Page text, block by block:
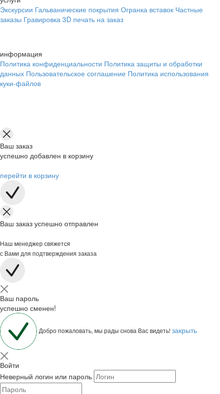
Экскурсии Гальванические покрытия Огранка вставок Частные
заказы Гравировка 3D печать на заказ
информация
Политика конфиденциальности Политика защиты и обработки
данных Пользовательское соглашение Политика использования
куки-файлов
Ваш заказ
успешно добавлен в корзину
перейти в корзину
Ваш заказ успешно отправлен
Наш менеджер свяжется
с Вами для подтверждения заказа
Ваш пароль
успешно сменен!
Добро пожаловать, мы рады снова Вас видеть!закрыть
Войти
Неверный логин или пароль